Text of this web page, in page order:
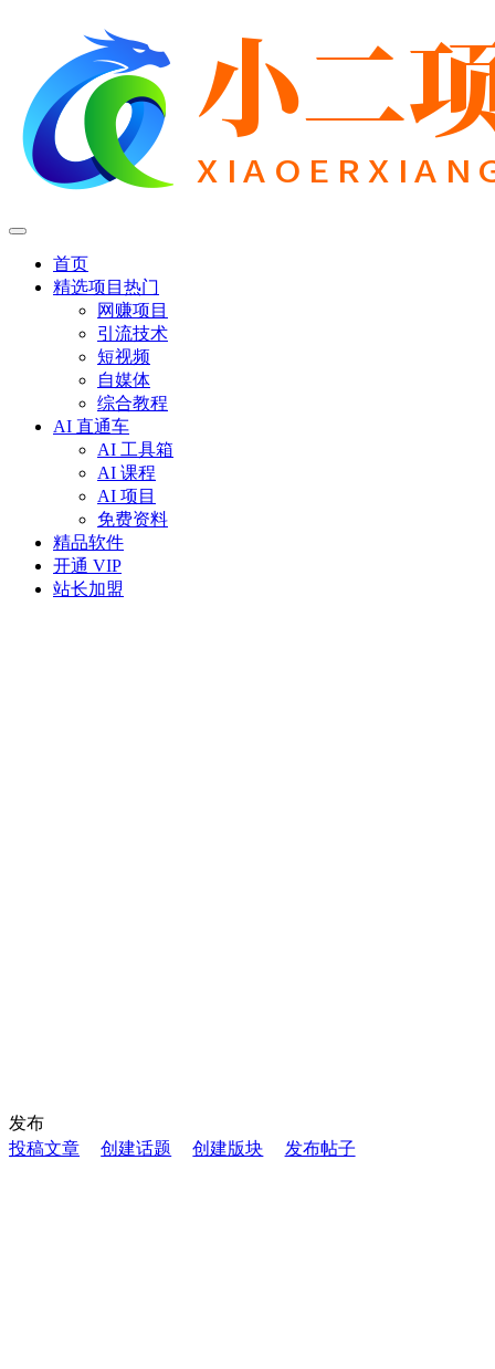
首页
精选项目 热门
网赚项目
引流技术
短视频
自媒体
综合教程
AI 直通车
AI 工具箱
AI 课程
AI 项目
免费资料
精品软件
开通 VIP
站长加盟
发布
投稿文章
创建话题 创建版块 发布帖子